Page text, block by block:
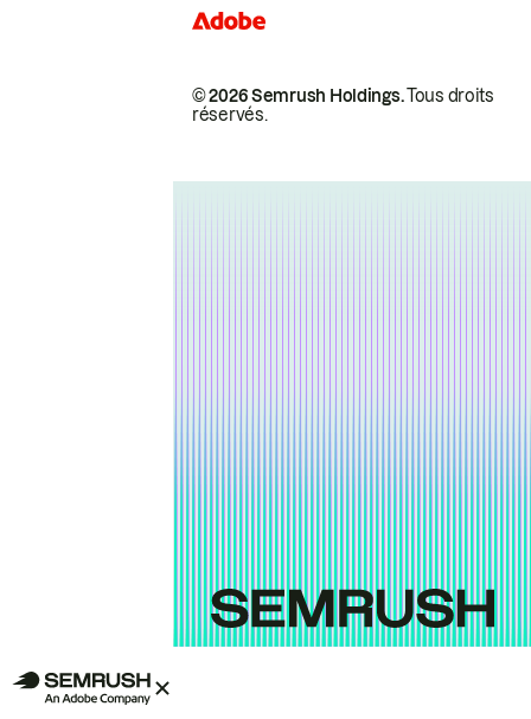
© 2026 Semrush Holdings.Tous droits
réservés.